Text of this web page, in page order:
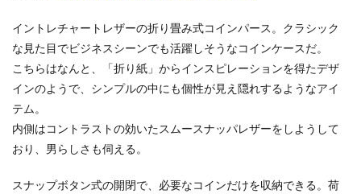
イントレチャートレザーの折り畳み式コインパース。クラシック
な見た目でビジネスシーンでも活躍しそうなコインケースだ。
こちらはなんと、「折り紙」からインスピレーションを得たデザ
インのようで、シンプルの中にも個性が見え隠れするようなアイ
テム。
内側はコントラストの効いたスムースナッパレザーをしようして
おり、男らしさも伺える。
スナップボタン式の開閉で、必要なコインだけを収納できる。荷